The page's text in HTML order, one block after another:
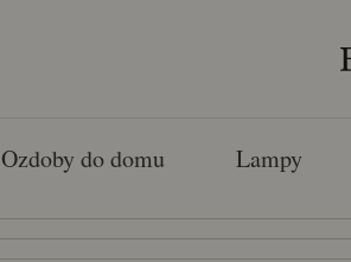
Ozdoby do domu Lampy